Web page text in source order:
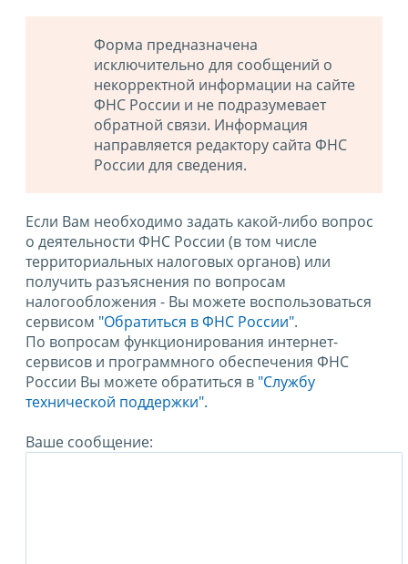
Форма предназначена
исключительно для сообщений о
некорректной информации на сайте
ФНС России и не подразумевает
обратной связи. Информация
направляется редактору сайта ФНС
России для сведения.
Если Вам необходимо задать какой-либо вопрос
о деятельности ФНС России (в том числе
территориальных налоговых органов) или
получить разъяснения по вопросам
налогообложения - Вы можете воспользоваться
сервисом "Обратиться в ФНС России".
По вопросам функционирования интернет-
сервисов и программного обеспечения ФНС
России Вы можете обратиться в "Службу
технической поддержки".
Ваше сообщение: